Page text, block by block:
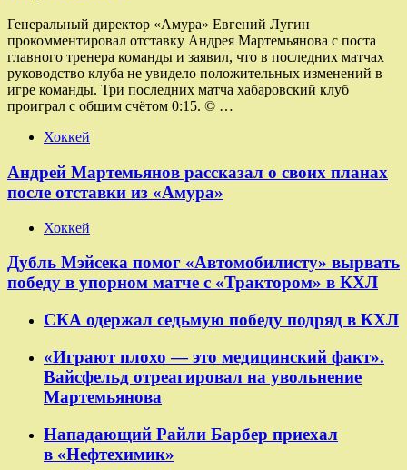
Генеральный директор «Амура» Евгений Лугин
прокомментировал отставку Андрея Мартемьянова с поста
главного тренера команды и заявил, что в последних матчах
руководство клуба не увидело положительных изменений в
игре команды. Три последних матча хабаровский клуб
проиграл с общим счётом 0:15. © …
Хоккей
Андрей Мартемьянов рассказал о своих планах
после отставки из «Амура»
Хоккей
Дубль Мэйсека помог «Автомобилисту» вырвать
победу в упорном матче с «Трактором» в КХЛ
СКА одержал седьмую победу подряд в КХЛ
«Играют плохо — это медицинский факт».
Вайсфельд отреагировал на увольнение
Мартемьянова
Нападающий Райли Барбер приехал
в «Нефтехимик»